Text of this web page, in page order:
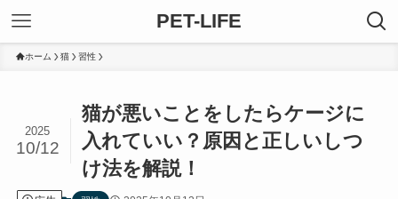
PET-LIFE
ホーム 猫 習性
猫が悪いことをしたらケージに
入れていい？原因と正しいしつ
け法を解説！
2025
10/12